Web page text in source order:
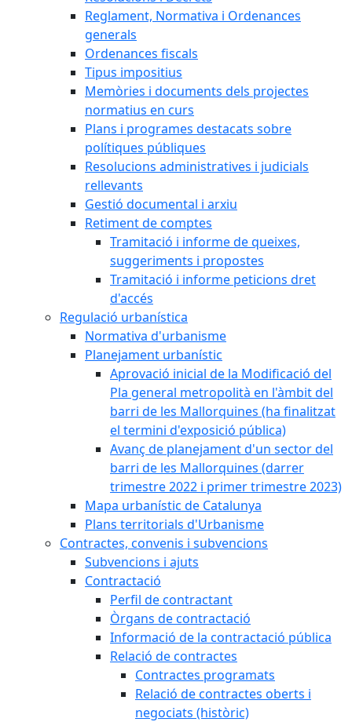
Reglament, Normativa i Ordenances
generals
Ordenances fiscals
Tipus impositius
Memòries i documents dels projectes
normatius en curs
Plans i programes destacats sobre
polítiques públiques
Resolucions administratives i judicials
rellevants
Gestió documental i arxiu
Retiment de comptes
Tramitació i informe de queixes,
suggeriments i propostes
Tramitació i informe peticions dret
d'accés
Regulació urbanística
Normativa d'urbanisme
Planejament urbanístic
Aprovació inicial de la Modificació del
Pla general metropolità en l'àmbit del
barri de les Mallorquines (ha finalitzat
el termini d'exposició pública)
Avanç de planejament d'un sector del
barri de les Mallorquines (darrer
trimestre 2022 i primer trimestre 2023)
Mapa urbanístic de Catalunya
Plans territorials d'Urbanisme
Contractes, convenis i subvencions
Subvencions i ajuts
Contractació
Perfil de contractant
Òrgans de contractació
Informació de la contractació pública
Relació de contractes
Contractes programats
Relació de contractes oberts i
negociats (històric)